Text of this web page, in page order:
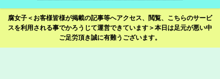
腐女子＜お客様皆様が掲載の記事等へアクセス、閲覧、こちらのサービ
スを利用される事でかろうじて運営できています＞本日は足元が悪い中
ご足労頂き誠に有難うございます。